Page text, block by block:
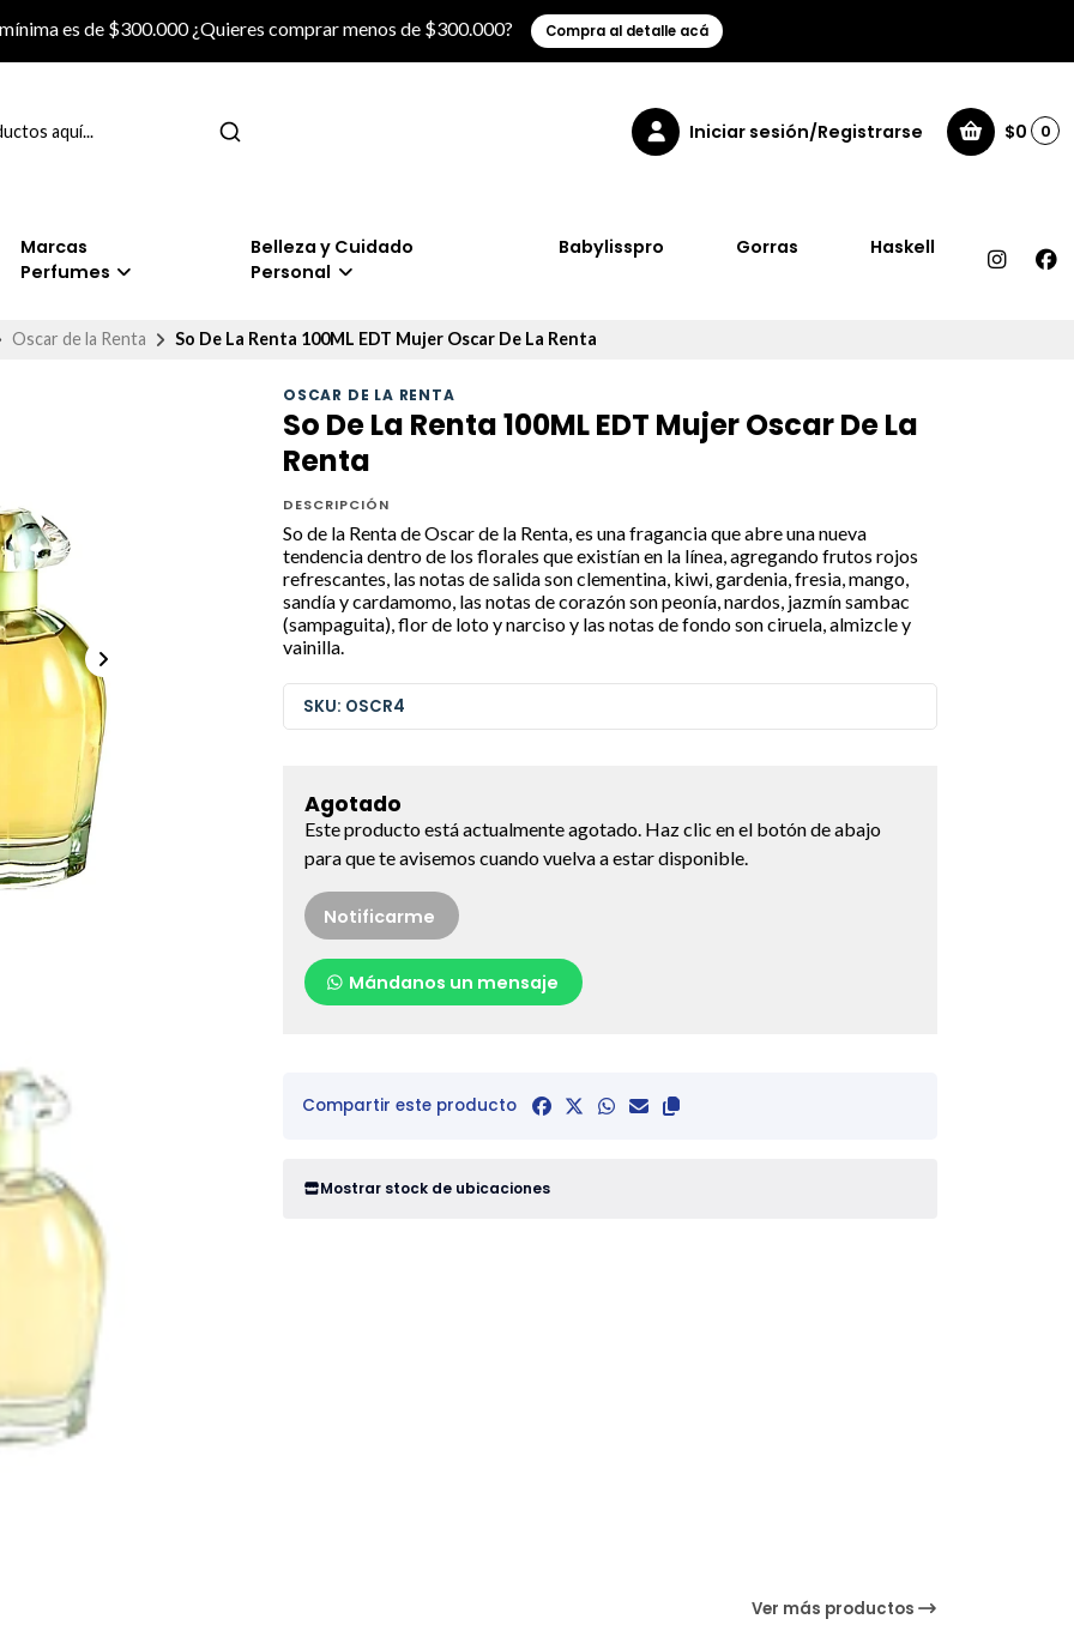
es de $300.000 ¿Quieres comprar menos de $300.000? Compra al detalle acá
Iniciar sesión/Registrarse $0 0
Marcas
Perfumes
Belleza y Cuidado
Personal
Babylisspro Gorras Haskell
Oscar de la Renta So De La Renta 100ML EDT Mujer Oscar De La Renta
OSCAR DE LA RENTA
So De La Renta 100ML EDT Mujer Oscar De La
Renta
DESCRIPCIÓN
So de la Renta de Oscar de la Renta, es una fragancia que abre una nueva
tendencia dentro de los florales que existían en la línea, agregando frutos rojos
refrescantes, las notas de salida son clementina, kiwi, gardenia, fresia, mango,
sandía y cardamomo, las notas de corazón son peonía, nardos, jazmín sambac
(sampaguita), flor de loto y narciso y las notas de fondo son ciruela, almizcle y
vainilla.
SKU: OSCR4
Agotado
Este producto está actualmente agotado. Haz clic en el botón de abajo
para que te avisemos cuando vuelva a estar disponible.
Notificarme
Mándanos un mensaje
Compartir este producto
Mostrar stock de ubicaciones
Ver más productos